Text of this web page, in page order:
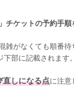
チケットの予約手順
雑がなくても順番
部に記載されます。
直しになる点に注意